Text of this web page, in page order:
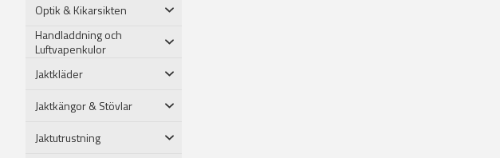
Optik & Kikarsikten
Handladdning och
Luftvapenkulor
Jaktkläder
Jaktkängor & Stövlar
Jaktutrustning